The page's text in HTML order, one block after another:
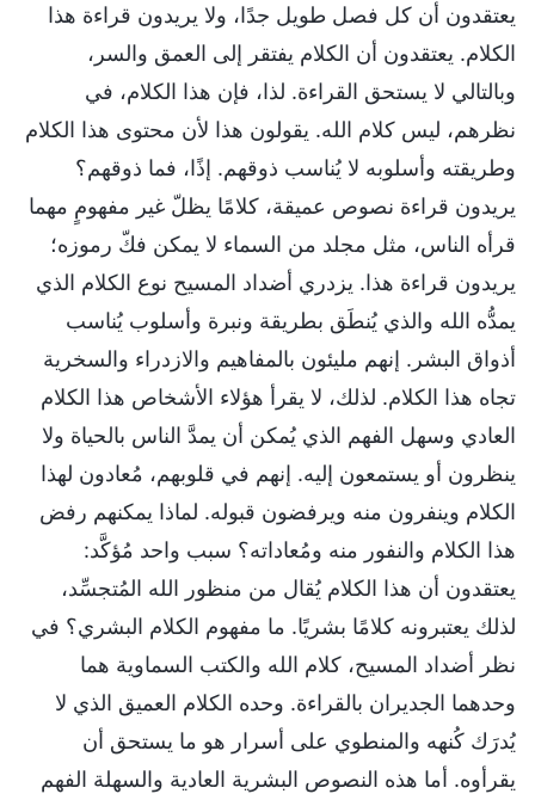
يعتقدون أن كل فصل طويل جدًا، ولا يريدون قراءة هذا
الكلام. يعتقدون أن الكلام يفتقر إلى العمق والسر،
وبالتالي لا يستحق القراءة. لذا، فإن هذا الكلام، في
نظرهم، ليس كلام الله. يقولون هذا لأن محتوى هذا الكلام
وطريقته وأسلوبه لا يُناسب ذوقهم. إذًا، فما ذوقهم؟
يريدون قراءة نصوص عميقة، كلامًا يظلّ غير مفهومٍ مهما
قرأه الناس، مثل مجلد من السماء لا يمكن فكّ رموزه؛
يريدون قراءة هذا. يزدري أضداد المسيح نوع الكلام الذي
يمدُّه الله والذي يُنطَق بطريقة ونبرة وأسلوب يُناسب
أذواق البشر. إنهم مليئون بالمفاهيم والازدراء والسخرية
تجاه هذا الكلام. لذلك، لا يقرأ هؤلاء الأشخاص هذا الكلام
العادي وسهل الفهم الذي يُمكن أن يمدَّ الناس بالحياة ولا
ينظرون أو يستمعون إليه. إنهم في قلوبهم، مُعادون لهذا
الكلام وينفرون منه ويرفضون قبوله. لماذا يمكنهم رفض
هذا الكلام والنفور منه ومُعاداته؟ سبب واحد مُؤكَّد:
يعتقدون أن هذا الكلام يُقال من منظور الله المُتجسِّد،
لذلك يعتبرونه كلامًا بشريًا. ما مفهوم الكلام البشري؟ في
نظر أضداد المسيح، كلام الله والكتب السماوية هما
وحدهما الجديران بالقراءة. وحده الكلام العميق الذي لا
يُدرَك كُنهه والمنطوي على أسرار هو ما يستحق أن
يقرأوه. أما هذه النصوص البشرية العادية والسهلة الفهم